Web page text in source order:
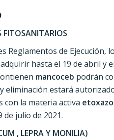
FITOSANITARIOS
Reglamentos de Ejecución,
hasta el 19 de abril y
mancoceb podrán
eliminación estará
con la materia activa
julio de 2021.
, LEPRA Y MONILIA)